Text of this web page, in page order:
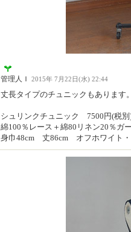
管理人Ｉ 2015年 7月22日(水) 22:44
丈長タイプのチュニックもあります
シュリンクチュニック 7500円(税別
綿100％レース＋綿80リネン20％ガ
身巾48cm 丈86cm オフホワイト